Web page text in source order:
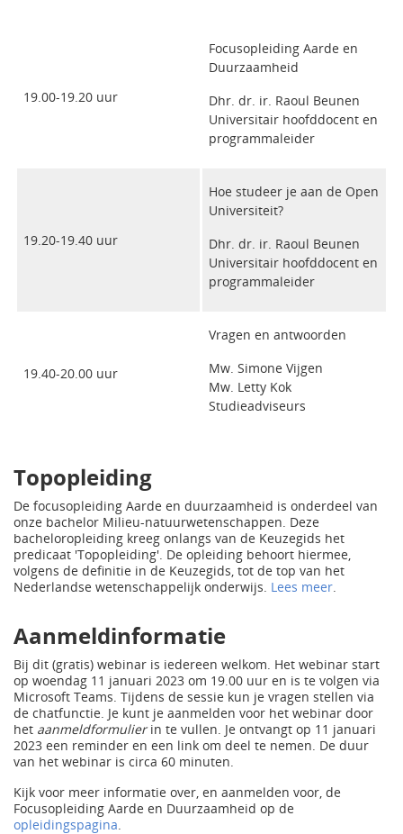
19.00-19.20 uur
Focusopleiding Aarde en
Duurzaamheid
Dhr. dr. ir. Raoul Beunen
Universitair hoofddocent en
programmaleider
19.20-19.40 uur
Hoe studeer je aan de Open
Universiteit?
Dhr. dr. ir. Raoul Beunen
Universitair hoofddocent en
programmaleider
19.40-20.00 uur
Vragen en antwoorden
Mw. Simone Vijgen
Mw. Letty Kok
Studieadviseurs
Topopleiding
De focusopleiding Aarde en duurzaamheid is onderdeel van
onze bachelor Milieu-natuurwetenschappen. Deze
bacheloropleiding kreeg onlangs van de Keuzegids het
predicaat 'Topopleiding'. De opleiding behoort hiermee,
volgens de definitie in de Keuzegids, tot de top van het
Nederlandse wetenschappelijk onderwijs. Lees meer.
Aanmeldinformatie
Bij dit (gratis) webinar is iedereen welkom. Het webinar start
op woendag 11 januari 2023 om 19.00 uur en is te volgen via
Microsoft Teams. Tijdens de sessie kun je vragen stellen via
de chatfunctie. Je kunt je aanmelden voor het webinar door
het aanmeldformulierin te vullen. Je ontvangt op 11 januari
2023 een reminder en een link om deel te nemen. De duur
van het webinar is circa 60 minuten.
Kijk voor meer informatie over, en aanmelden voor, de
Focusopleiding Aarde en Duurzaamheid op de
opleidingspagina.